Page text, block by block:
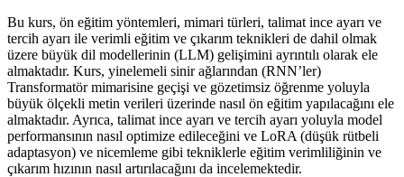
Bu kurs, ön eğitim yöntemleri, mimari türleri, talimat ince ayarı ve
tercih ayarı ile verimli eğitim ve çıkarım teknikleri de dahil olmak
üzere büyük dil modellerinin (LLM) gelişimini ayrıntılı olarak ele
almaktadır. Kurs, yinelemeli sinir ağlarından (RNN’ler)
Transformatör mimarisine geçişi ve gözetimsiz öğrenme yoluyla
büyük ölçekli metin verileri üzerinde nasıl ön eğitim yapılacağını ele
almaktadır. Ayrıca, talimat ince ayarı ve tercih ayarı yoluyla model
performansının nasıl optimize edileceğini ve LoRA (düşük rütbeli
adaptasyon) ve nicemleme gibi tekniklerle eğitim verimliliğinin ve
çıkarım hızının nasıl artırılacağını da incelemektedir.